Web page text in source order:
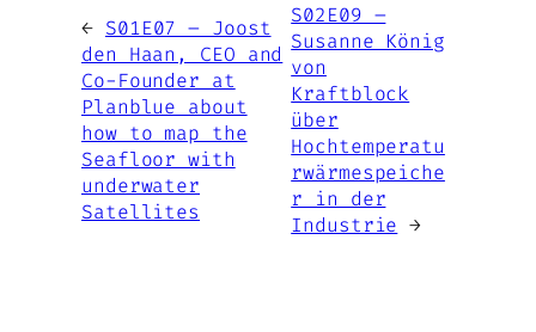
← S01E07 – Joost
den Haan, CEO and
Co-Founder at
Planblue about
how to map the
Seafloor with
underwater
Satellites
S02E09 –
Susanne König
von
Kraftblock
über
Hochtemperatu
rwärmespeiche
r in der
Industrie →